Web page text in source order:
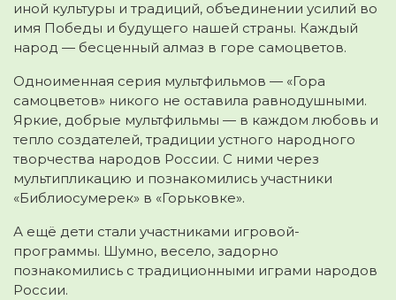
иной культуры и традиций, объединении усилий во
имя Победы и будущего нашей страны. Каждый
народ — бесценный алмаз в горе самоцветов.
Одноименная серия мультфильмов — «Гора
самоцветов» никого не оставила равнодушными.
Яркие, добрые мультфильмы — в каждом любовь и
тепло создателей, традиции устного народного
творчества народов России. С ними через
мультипликацию и познакомились участники
«Библиосумерек» в «Горьковке».
А ещё дети стали участниками игровой-
программы. Шумно, весело, задорно
познакомились с традиционными играми народов
России.